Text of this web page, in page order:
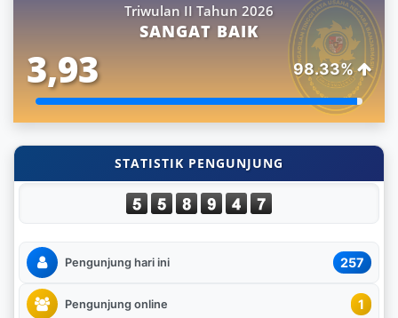
Triwulan II Tahun 2026
SANGAT BAIK
3,93 98.33%
STATISTIK PENGUNJUNG
Pengunjung hari ini 257
Pengunjung online 1